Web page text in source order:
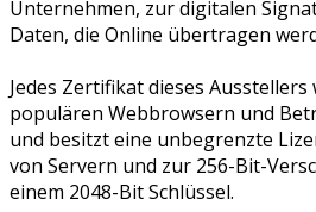
Unternehmen, zur digitalen
Daten, die Online übertragen
Jedes Zertifikat dieses Ausstellers
populären Webbrowsern und
und besitzt eine unbegrenzte
von Servern und zur 256-Bit-
einem 2048-Bit Schlüssel.